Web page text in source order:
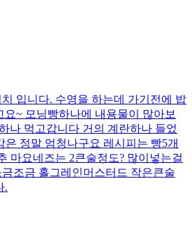
입니다. 수영을 하는데 가기전에 밥
~ 모닝빵하나에 내용물이 많아보
나 먹고갑니다 거의 계란하나 들었
은 정말 엄청나구요 레시피는 빵5개
마요네즈는 2큰술정도? 많이넣는걸
조금 홀그레인머스터드 작은큰술
.